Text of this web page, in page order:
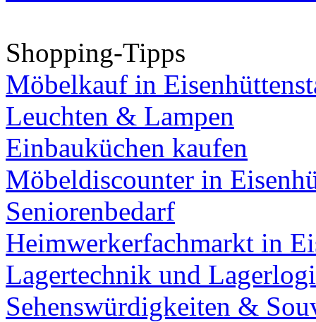
Shopping-Tipps
Möbelkauf in
Leuchten & Lampen
Einbauküchen kaufen
Möbeldiscounter in
Seniorenbedarf
Heimwerkerfachmarkt in
Lagertechnik und
Sehenswürdigkeiten &